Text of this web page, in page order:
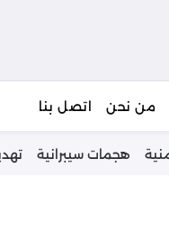
من نحن اتصل بنا
هجمات سيبرانية